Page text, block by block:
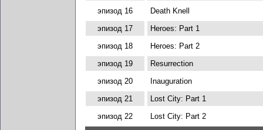
эпизод 16
Death Knell
эпизод 17
Heroes: Part 1
эпизод 18
Heroes: Part 2
эпизод 19
Resurrection
эпизод 20
Inauguration
эпизод 21
Lost City: Part 1
эпизод 22
Lost City: Part 2